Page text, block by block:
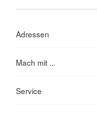
Adressen
Mach mit ...
Service